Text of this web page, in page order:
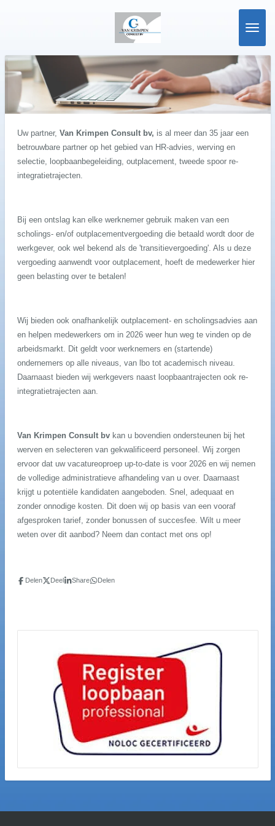
de
hoofdinhoud
Uw partner, Van Krimpen Consult bv, is al meer dan 35 jaar een
betrouwbare partner op het gebied van HR-advies, werving en
selectie, loopbaanbegeleiding, outplacement, tweede spoor re-
integratietrajecten.
Bij een ontslag kan elke werknemer gebruik maken van een
scholings- en/of outplacementvergoeding die betaald wordt door de
werkgever, ook wel bekend als de 'transitievergoeding'. Als u deze
vergoeding aanwendt voor outplacement, hoeft de medewerker hier
geen belasting over te betalen!
Wij bieden ook onafhankelijk outplacement- en scholingsadvies aan
en helpen medewerkers om in 2026 weer hun weg te vinden op de
arbeidsmarkt. Dit geldt voor werknemers en (startende)
ondernemers op alle niveaus, van lbo tot academisch niveau.
Daarnaast bieden wij werkgevers naast loopbaantrajecten ook re-
integratietrajecten aan.
Van Krimpen Consult bvkan u bovendien ondersteunen bij het
werven en selecteren van gekwalificeerd personeel. Wij zorgen
ervoor dat uw vacatureoproep up-to-date is voor 2026 en wij nemen
de volledige administratieve afhandeling van u over. Daarnaast
krijgt u potentiële kandidaten aangeboden. Snel, adequaat en
zonder onnodige kosten. Dit doen wij op basis van een vooraf
afgesproken tarief, zonder bonussen of succesfee. Wilt u meer
weten over dit aanbod? Neem dan contact met ons op!
Delen Deel Share Delen